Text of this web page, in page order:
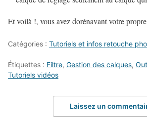
Et voilà !, vous avez dorénavant votre
Catégories : Tutoriels et infos retouche
Étiquettes : Filtre, Gestion des calques,
Tutoriels vidéos
Laissez un